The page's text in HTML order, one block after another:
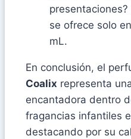
se ofrece solo
mL.
En conclusión, el
Coalix representa
encantadora dentro
fragancias infantiles
destacando por su